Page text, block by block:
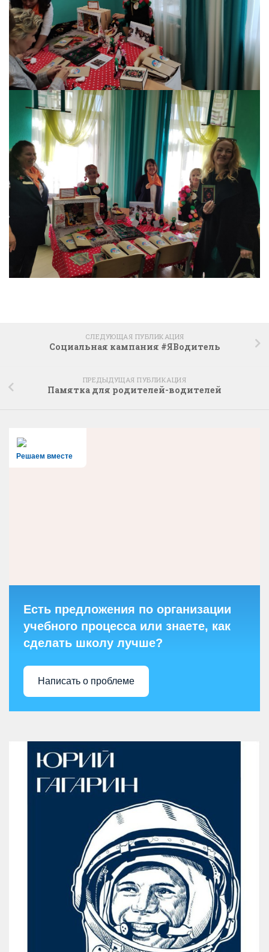
СЛЕДУЮЩАЯ ПУБЛИКАЦИЯ
Социальная кампания #ЯВодитель
ПРЕДЫДУЩАЯ ПУБЛИКАЦИЯ
Памятка для родителей-водителей
Решаем вместе
Есть предложения по организации
учебного процесса или знаете, как
сделать школу лучше?
Написать о проблеме